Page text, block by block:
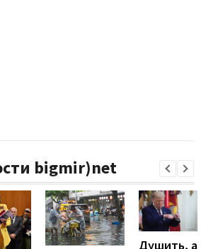
bigmir)net
Душить, а